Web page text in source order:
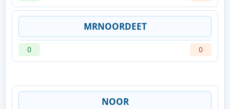
MRNOORDEET
0 0
NOOR